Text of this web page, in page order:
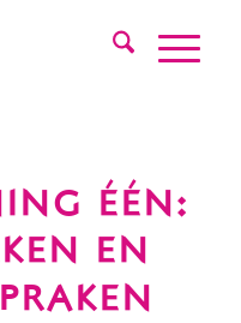
ÉÉN:
EN